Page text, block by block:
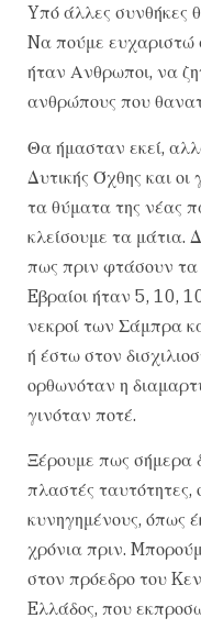
Yπό άλλες συνθήκες
Nα πούμε ευχαριστώ
ήταν Ανθρωποι, να
ανθρώπους που
Θα ήμασταν εκεί,
Δυτικής Όχθης και οι
τα θύματα της νέας
κλείσουμε τα μάτια.
πως πριν φτάσουν
Eβραίοι ήταν 5, 10,
νεκροί των Σάμπρα
ή έστω στον
ορθωνόταν η
γινόταν ποτέ.
Ξέρουμε πως σήμερα
πλαστές ταυτότητες,
κυνηγημένους, όπως
χρόνια πριν.
στον πρόεδρο του
Eλλάδος, που